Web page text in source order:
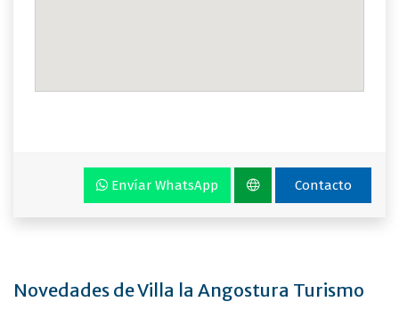
Envíar WhatsApp Contacto
Novedades de Villa la Angostura Turismo